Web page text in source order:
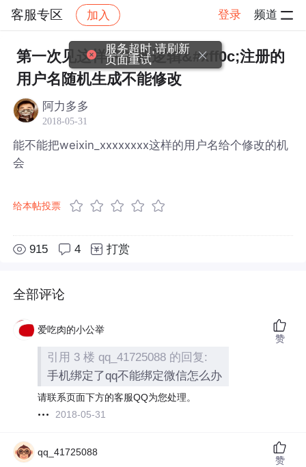
客服专区 加入 登录 频道
社区 客服专区 帖子详情
第一次见这样的注册逻辑&#xff0c;注册的
用户名随机生成不能修改
阿力多多
2018-05-31
能不能把weixin_xxxxxxxx这样的用户名给个修改的机
会
给本帖投票
915 4 打赏
全部评论
爱吃肉的小公举
引用 3 楼 qq_41725088 的回复:
手机绑定了qq不能绑定微信怎么办
请联系页面下方的客服QQ为您处理。
2018-05-31
赞
qq_41725088
赞
服务超时,请刷新
页面重试